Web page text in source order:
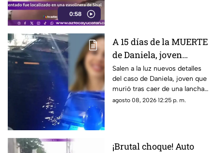
0:58
A 15 días de la MUERTE
de Daniela, joven
4mput4da por LANCHA
en Progreso, revelan
datos perturbadores del
caso
Salen a la luz nuevos detalles
del caso de Daniela, joven que
murió tras caer de una lancha
en Progreso. Revelan
agosto 08, 2026 12:25 p. m.
¡Brutal choque! Auto